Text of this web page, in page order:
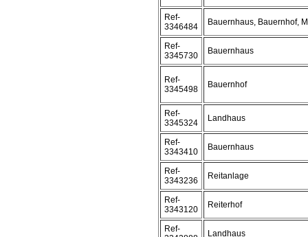
Ref-
3346484
Bauernhaus, Bauernhof,
Ref-
3345730
Bauernhaus
Ref-
3345498
Bauernhof
Ref-
3345324
Landhaus
Ref-
3343410
Bauernhaus
Ref-
3343236
Reitanlage
Ref-
3343120
Reiterhof
Ref-
Landhaus